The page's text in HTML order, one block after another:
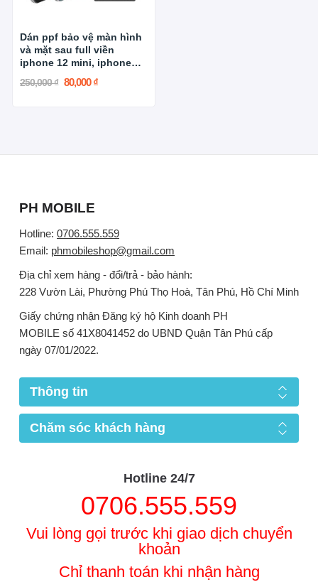
Dán ppf bảo vệ màn hình
và mặt sau full viền
iphone 12 mini, iphone
iphone 12 pro max
250,000 ₫ 80,000 ₫
PH MOBILE
Hotline: 0706.555.559
Email: phmobileshop@gmail.com
Địa chỉ xem hàng - đổi/trả - bảo hành:
228 Vườn Lài, Phường Phú Thọ Hoà, Tân Phú, Hồ Chí Minh
Giấy chứng nhận Đăng ký hộ Kinh doanh PH
MOBILE số 41X8041452 do UBND Quận Tân Phú cấp
ngày 07/01/2022.
Thông tin
Chăm sóc khách hàng
Hotline 24/7
0706.555.559
Vui lòng gọi trước khi giao dịch chuyển
khoản
Chỉ thanh toán khi nhận hàng